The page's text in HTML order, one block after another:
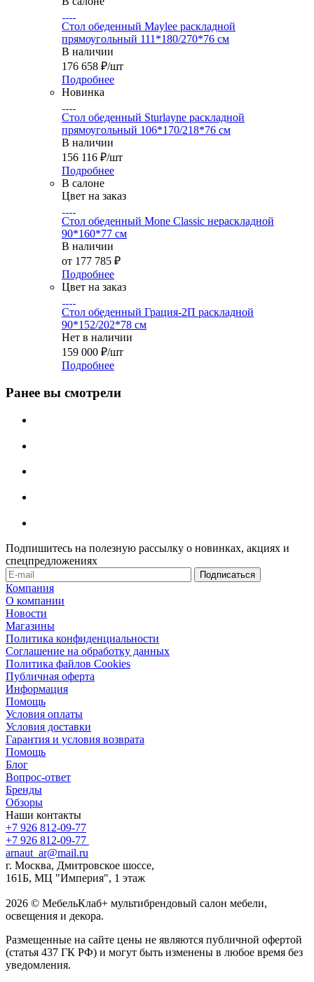
Стол обеденный Maylee раскладной
прямоугольный 111*180/270*76 см
В наличии
176 658 ₽/шт
Подробнее
Новинка
Стол обеденный Sturlayne раскладной
прямоугольный 106*170/218*76 см
В наличии
156 116 ₽/шт
Подробнее
В салоне
Цвет на заказ
Стол обеденный Mone Classic нераскладной
90*160*77 см
В наличии
от 177 785 ₽
Подробнее
Цвет на заказ
Стол обеденный Грация-2П раскладной
90*152/202*78 см
Нет в наличии
159 000 ₽/шт
Подробнее
Ранее вы смотрели
Подпишитесь на полезную рассылку о новинках, акциях и
спецпредложениях
Компания
О компании
Новости
Магазины
Политика конфиденциальности
Соглашение на обработку данных
Политика файлов Cookies
Публичная оферта
Информация
Помощь
Условия оплаты
Условия доставки
Гарантия и условия возврата
Помощь
Блог
Вопрос-ответ
Бренды
Обзоры
Наши контакты
+7 926 812-09-77
+7 926 812-09-77
arnaut_ar@mail.ru
г. Москва, Дмитровское шоссе,
161Б, МЦ "Империя", 1 этаж
2026 © МебельКлаб+ мультибрендовый салон мебели,
освещения и декора.
Размещенные на сайте цены не являются публичной офертой
(статья 437 ГК РФ) и могут быть изменены в любое время без
уведомления.